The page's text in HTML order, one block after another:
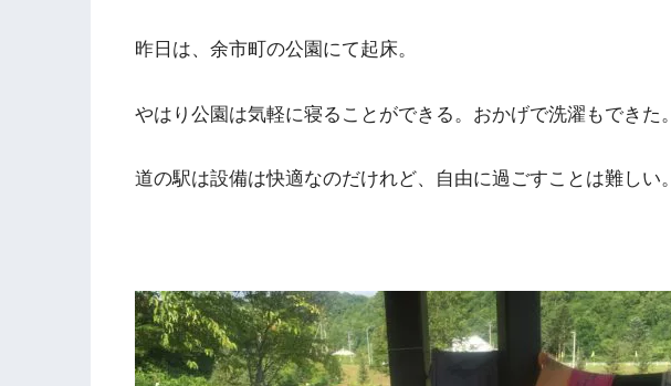
昨日は、余市町の公園にて起床。
やはり公園は気軽に寝ることができる。おかげで洗濯もできた。
道の駅は設備は快適なのだけれど、自由に過ごすことは難しい。